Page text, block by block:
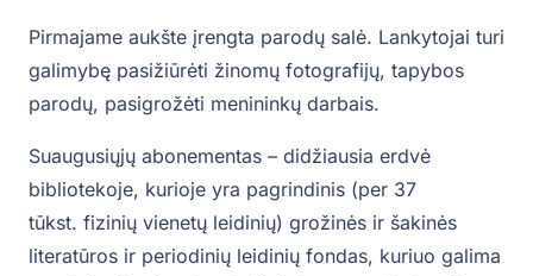
Pirmajame aukšte įrengta parodų salė. Lankytojai turi
galimybę pasižiūrėti žinomų fotografijų, tapybos
parodų, pasigrožėti menininkų darbais.
Suaugusiųjų abonementas – didžiausia erdvė
bibliotekoje, kurioje yra pagrindinis (per 37
tūkst. fizinių vienetų leidinių) grožinės ir šakinės
literatūros ir periodinių leidinių fondas, kuriuo galima